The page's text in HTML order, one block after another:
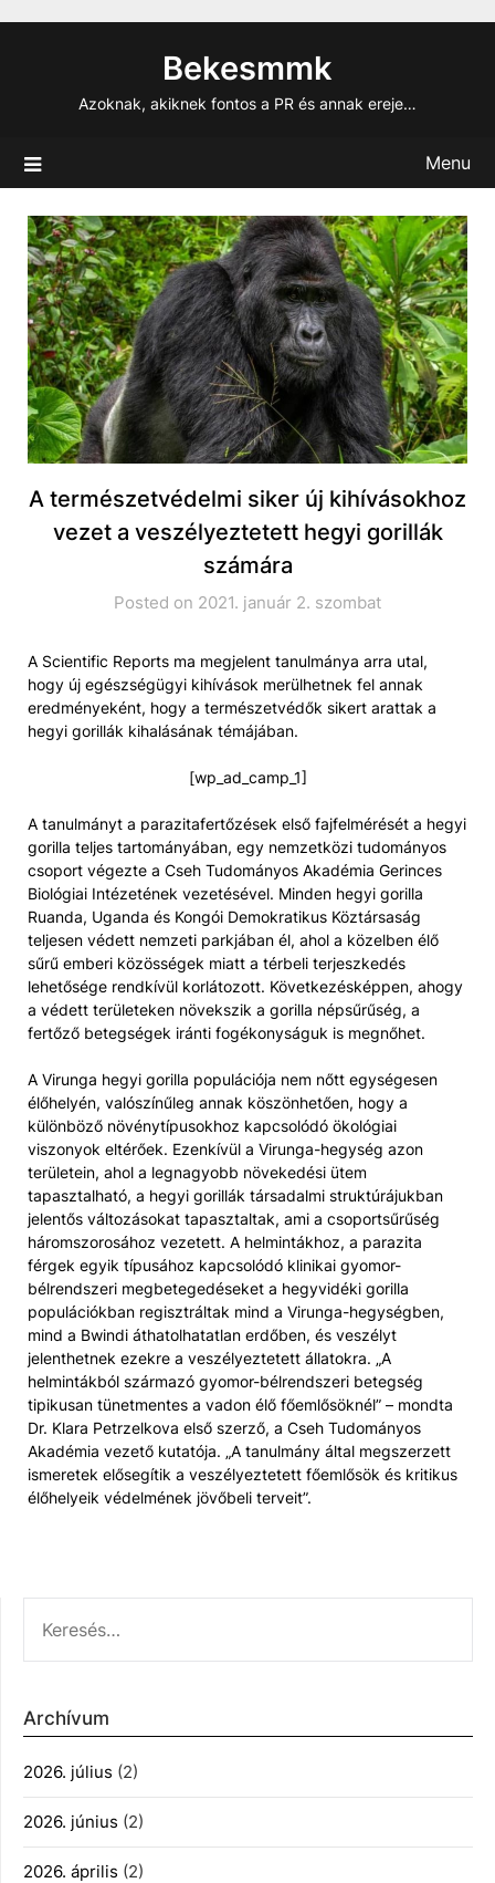
Bekesmmk
Azoknak, akiknek fontos a PR és annak ereje…
Menu
A természetvédelmi siker új kihívásokhoz
vezet a veszélyeztetett hegyi gorillák
számára
Posted on 2021. január 2. szombat
A Scientific Reports ma megjelent tanulmánya arra utal,
hogy új egészségügyi kihívások merülhetnek fel annak
eredményeként, hogy a természetvédők sikert arattak a
hegyi gorillák kihalásának témájában.
[wp_ad_camp_1]
A tanulmányt a parazitafertőzések első fajfelmérését a hegyi
gorilla teljes tartományában, egy nemzetközi tudományos
csoport végezte a Cseh Tudományos Akadémia Gerinces
Biológiai Intézetének vezetésével. Minden hegyi gorilla
Ruanda, Uganda és Kongói Demokratikus Köztársaság
teljesen védett nemzeti parkjában él, ahol a közelben élő
sűrű emberi közösségek miatt a térbeli terjeszkedés
lehetősége rendkívül korlátozott. Következésképpen, ahogy
a védett területeken növekszik a gorilla népsűrűség, a
fertőző betegségek iránti fogékonyságuk is megnőhet.
A Virunga hegyi gorilla populációja nem nőtt egységesen
élőhelyén, valószínűleg annak köszönhetően, hogy a
különböző növénytípusokhoz kapcsolódó ökológiai
viszonyok eltérőek. Ezenkívül a Virunga-hegység azon
területein, ahol a legnagyobb növekedési ütem
tapasztalható, a hegyi gorillák társadalmi struktúrájukban
jelentős változásokat tapasztaltak, ami a csoportsűrűség
háromszorosához vezetett. A helmintákhoz, a parazita
férgek egyik típusához kapcsolódó klinikai gyomor-
bélrendszeri megbetegedéseket a hegyvidéki gorilla
populációkban regisztráltak mind a Virunga-hegységben,
mind a Bwindi áthatolhatatlan erdőben, és veszélyt
jelenthetnek ezekre a veszélyeztetett állatokra. „A
helmintákból származó gyomor-bélrendszeri betegség
tipikusan tünetmentes a vadon élő főemlősöknél” – mondta
Dr. Klara Petrzelkova első szerző, a Cseh Tudományos
Akadémia vezető kutatója. „A tanulmány által megszerzett
ismeretek elősegítik a veszélyeztetett főemlősök és kritikus
élőhelyeik védelmének jövőbeli terveit”.
Archívum
2026. július (2)
2026. június (2)
2026. április (2)